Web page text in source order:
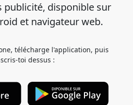
publicité, disponible sur
et navigateur web.
télécharge l'application, puis
toi dessus :